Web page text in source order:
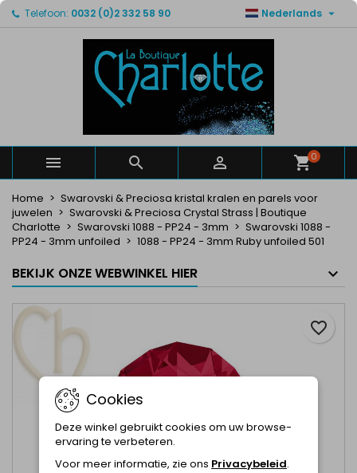
Telefoon: 0032 (0)2 332 58 90 Nederlands 
   0
Home
Swarovski & Preciosa kristal kralen en parels voor
juwelen
Swarovski & Preciosa Crystal Strass | Boutique
Charlotte
Swarovski 1088 - PP24 - 3mm
Swarovski 1088 -
PP24 - 3mm unfoiled
1088 - PP24 - 3mm Ruby unfoiled 501
BEKIJK ONZE WEBWINKEL HIER
favorite_border
Mijn verlanglijsten ×
Maak een lijst
Maak een verlanglijst ×
Verlanglijst naam
Annuleren Maak een verlanglijst
Inloggen ×
U moet ingelogd zijn om producten in uw verlanglijst
Annuleren Inloggen
Cookies
Deze winkel gebruikt cookies om uw browse-
ervaring te verbeteren.
Voor meer informatie, zie ons Privacybeleid.